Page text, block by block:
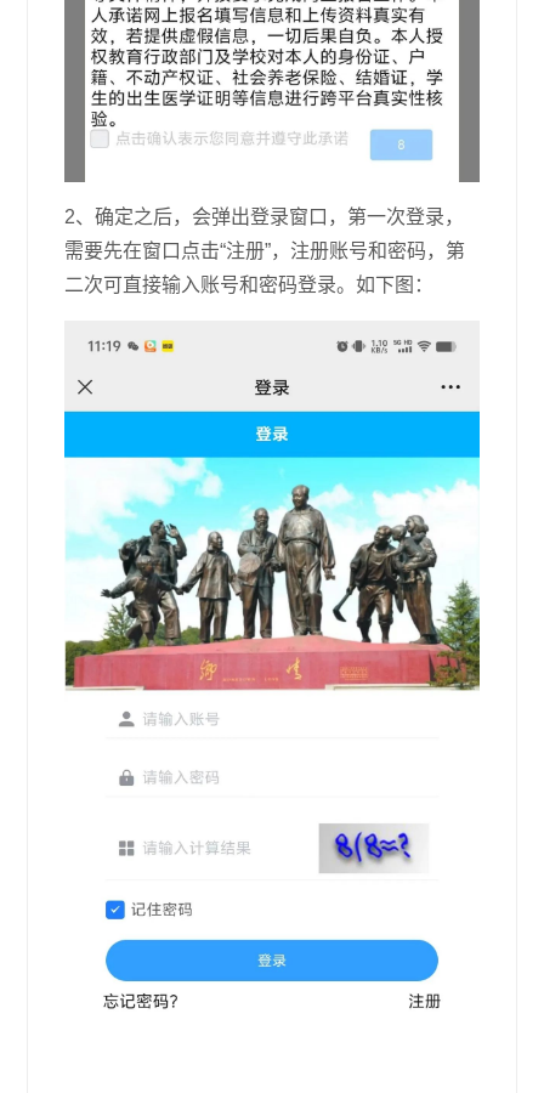
2、确定之后，会弹出登录窗口，第一次登录，
需要先在窗口点击“注册”，注册账号和密码，第
二次可直接输入账号和密码登录。如下图：